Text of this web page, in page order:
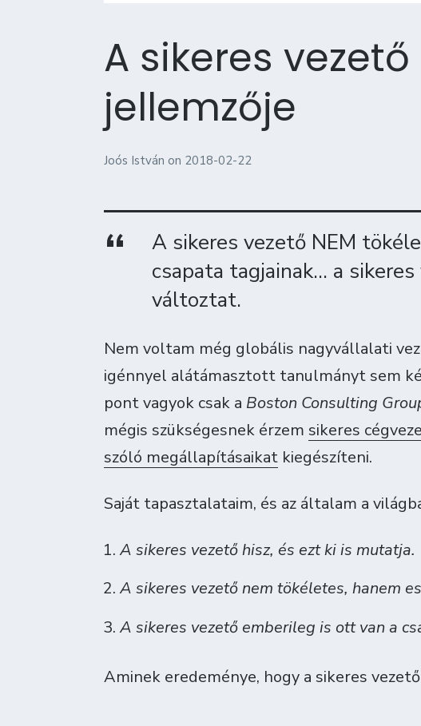
A sikeres
jellemzője
Joós István on 2018-02-22
A sikeres vezető NEM
csapata tagjainak… a
változtat.
Nem voltam még globális nagyvállalati
igénnyel alátámasztott tanulmányt sem
pont vagyok csak a Boston Consulting
mégis szükségesnek érzem sikeres
szóló megállapításaikatkiegészíteni.
Saját tapasztalataim, és az általam a
A sikeres vezető hisz, és ezt ki is mutatja.
A sikeres vezető nem tökéletes, hanem
A sikeres vezető emberileg is ott van a
Aminek eredeménye, hogy a sikeres